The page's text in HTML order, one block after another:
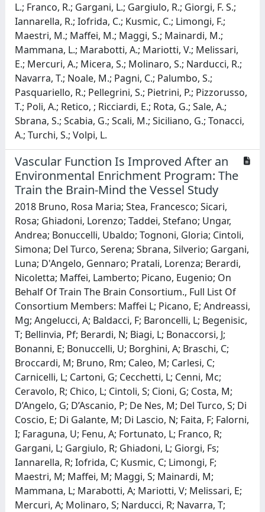
L.; Franco, R.; Gargani, L.; Gargiulo, R.; Giorgi, F. S.;
Iannarella, R.; Iofrida, C.; Kusmic, C.; Limongi, F.;
Maestri, M.; Maffei, M.; Maggi, S.; Mainardi, M.;
Mammana, L.; Marabotti, A.; Mariotti, V.; Melissari,
E.; Mercuri, A.; Micera, S.; Molinaro, S.; Narducci, R.;
Navarra, T.; Noale, M.; Pagni, C.; Palumbo, S.;
Pasquariello, R.; Pellegrini, S.; Pietrini, P.; Pizzorusso,
T.; Poli, A.; Retico, ; Ricciardi, E.; Rota, G.; Sale, A.;
Sbrana, S.; Scabia, G.; Scali, M.; Siciliano, G.; Tonacci,
A.; Turchi, S.; Volpi, L.
Vascular Function Is Improved After an
Environmental Enrichment Program: The
Train the Brain-Mind the Vessel Study
2018 Bruno, Rosa Maria; Stea, Francesco; Sicari,
Rosa; Ghiadoni, Lorenzo; Taddei, Stefano; Ungar,
Andrea; Bonuccelli, Ubaldo; Tognoni, Gloria; Cintoli,
Simona; Del Turco, Serena; Sbrana, Silverio; Gargani,
Luna; D'Angelo, Gennaro; Pratali, Lorenza; Berardi,
Nicoletta; Maffei, Lamberto; Picano, Eugenio; On
Behalf Of Train The Brain Consortium., Full List Of
Consortium Members: Maffei L; Picano, E; Andreassi,
Mg; Angelucci, A; Baldacci, F; Baroncelli, L; Begenisic,
T; Bellinvia, Pf; Berardi, N; Biagi, L; Bonaccorsi, J;
Bonanni, E; Bonuccelli, U; Borghini, A; Braschi, C;
Broccardi, M; Bruno, Rm; Caleo, M; Carlesi, C;
Carnicelli, L; Cartoni, G; Cecchetti, L; Cenni, Mc;
Ceravolo, R; Chico, L; Cintoli, S; Cioni, G; Costa, M;
D’Angelo, G; D’Ascanio, P; De Nes, M; Del Turco, S; Di
Coscio, E; Di Galante, M; Di Lascio, N; Faita, F; Falorni,
I; Faraguna, U; Fenu, A; Fortunato, L; Franco, R;
Gargani, L; Gargiulo, R; Ghiadoni, L; Giorgi, Fs;
Iannarella, R; Iofrida, C; Kusmic, C; Limongi, F;
Maestri, M; Maffei, M; Maggi, S; Mainardi, M;
Mammana, L; Marabotti, A; Mariotti, V; Melissari, E;
Mercuri, A; Molinaro, S; Narducci, R; Navarra, T;